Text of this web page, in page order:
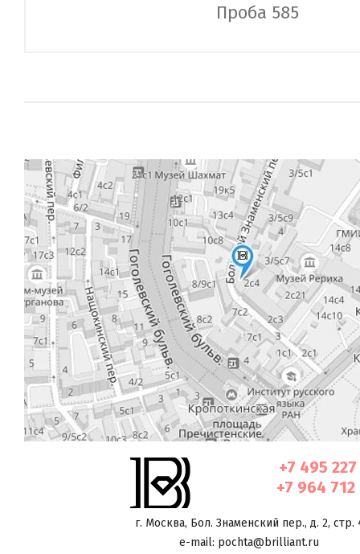
Проба 585
+7 495
+7 964
г. Москва, Бол. Знаменский пер., д. 2, стр.
e-mail: pochta@brilliant.ru